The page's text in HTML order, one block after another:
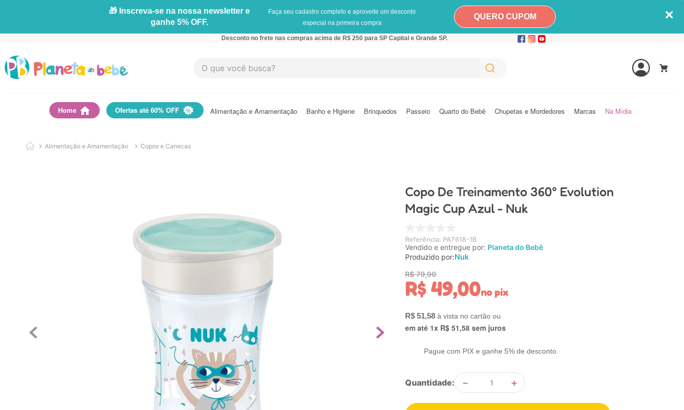
🎁 Inscreva-se na nossa newsletter e
ganhe 5% OFF.
Faça seu cadastro completo e aproveite um desconto
especial na primeira compra
QUERO CUPOM
Desconto no frete nas compras acima de R$ 250 para SP Capital e Grande SP.
O que você busca?
Home Ofertas até 60% OFF Alimentação e Amamentação Banho e Higiene Brinquedos Passeio Quarto do Bebê Chupetas e Mordedores Marcas Na Mídia
Alimentação e Amamentação Copos e Canecas
Copo De Treinamento 360° Evolution
Magic Cup Azul - Nuk
Referência: PA7618-1B
Vendido e entregue por: Planeta do Bebê
Produzido por:Nuk
R$ 79,90
R$ 49,00no pix
R$ 51,58
em até 1x R$ 51,58 sem juros
Pague com PIX e ganhe 5% de desconto.
Quantidade ＋
－